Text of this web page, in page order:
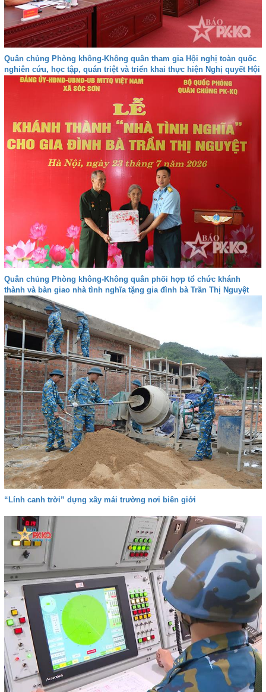
Quân chủng Phòng không-Không quân tham gia Hội nghị toàn quốc
nghiên cứu, học tập, quán triệt và triển khai thực hiện Nghị quyết Hội
nghị lần thứ ba Ban Chấp hành Trung ương Đảng khóa XIV
Quân chủng Phòng không-Không quân phối hợp tổ chức khánh
thành và bàn giao nhà tình nghĩa tặng gia đình bà Trần Thị Nguyệt
“Lính canh trời” dựng xây mái trường nơi biên giới